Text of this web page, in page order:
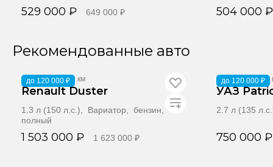
529 000 ₽ 649 000 ₽ 504 000 ₽
Рекомендованные авто
до 120 000 ₽
2021 ·107 436 км
Renault Duster
1.3 л (150 л.с.), Вариатор, бензин,
полный
1 503 000 ₽ 1 623 000 ₽
до 120 000 ₽
2017 ·113 823
УАЗ
2.7 л (135
750 000 ₽